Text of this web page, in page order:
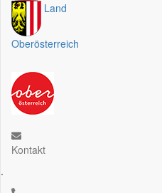
Land
Oberösterreich
Kontakt
.